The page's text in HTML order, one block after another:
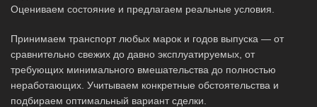
Оцениваем состояние и предлагаем реальные условия.
Принимаем транспорт любых марок и годов выпуска — от
сравнительно свежих до давно эксплуатируемых, от
требующих минимального вмешательства до полностью
неработающих. Учитываем конкретные обстоятельства и
подбираем оптимальный вариант сделки.